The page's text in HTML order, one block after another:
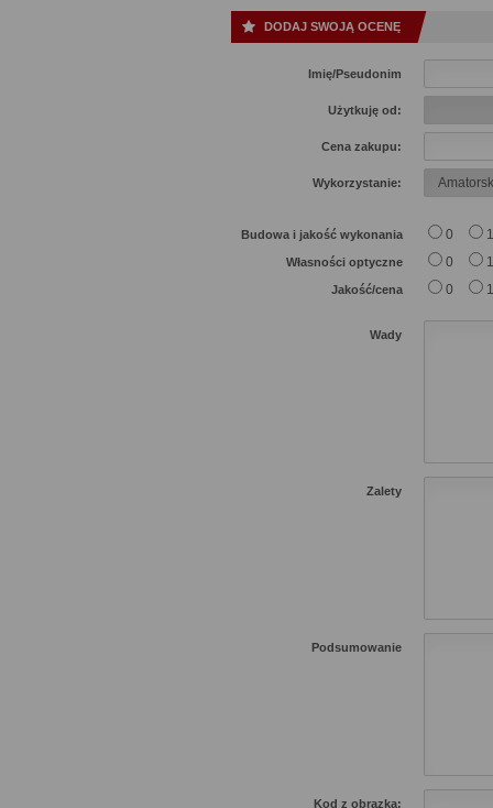
DODAJ SWOJĄ OCENĘ
Imię/Pseudonim
Użytkuję od:
Cena zakupu:
Wykorzystanie:
Budowa i jakość wykonania 0 1
Własności optyczne 0 1
Jakość/cena 0 1
Wady
Zalety
Podsumowanie
Kod z obrazka: